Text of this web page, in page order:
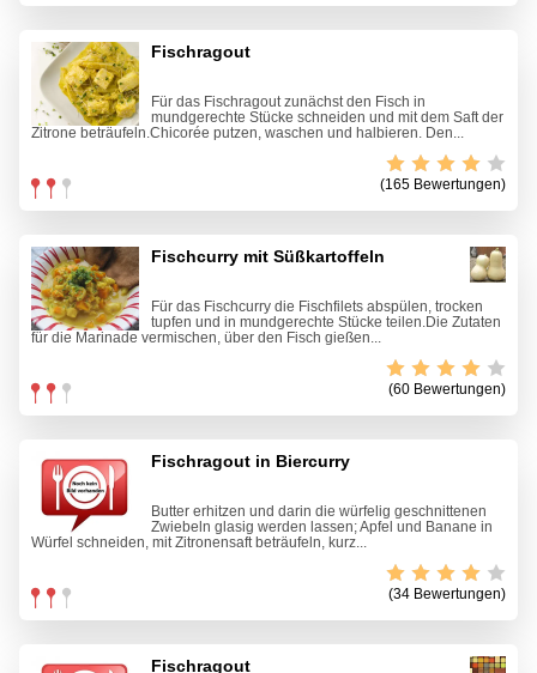
Fischragout
Für das Fischragout zunächst den Fisch in
mundgerechte Stücke schneiden und mit dem Saft der
Zitrone beträufeln.Chicorée putzen, waschen und halbieren. Den...
(165 Bewertungen)
Fischcurry mit Süßkartoffeln
Für das Fischcurry die Fischfilets abspülen, trocken
tupfen und in mundgerechte Stücke teilen.Die Zutaten
für die Marinade vermischen, über den Fisch gießen...
(60 Bewertungen)
Fischragout in Biercurry
Butter erhitzen und darin die würfelig geschnittenen
Zwiebeln glasig werden lassen; Apfel und Banane in
Würfel schneiden, mit Zitronensaft beträufeln, kurz...
(34 Bewertungen)
Fischragout